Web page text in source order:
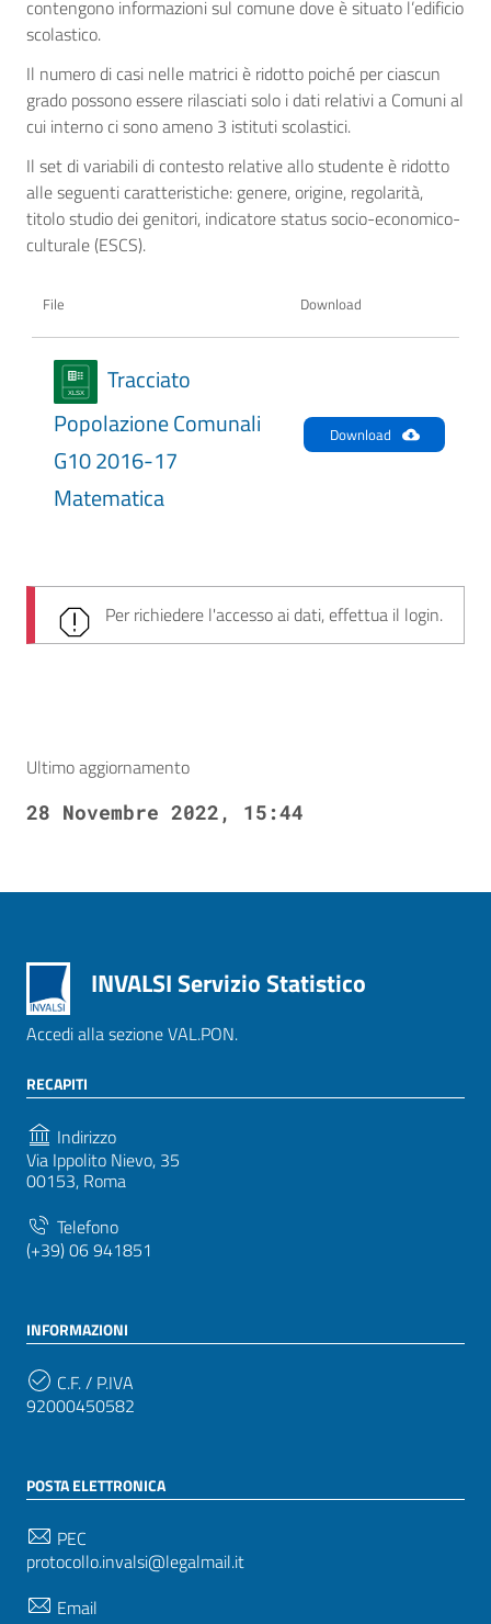
contengono informazioni sul comune dove è situato l’edificio
scolastico.
Il numero di casi nelle matrici è ridotto poiché per ciascun
grado possono essere rilasciati solo i dati relativi a Comuni al
cui interno ci sono ameno 3 istituti scolastici.
Il set di variabili di contesto relative allo studente è ridotto
alle seguenti caratteristiche: genere, origine, regolarità,
titolo studio dei genitori, indicatore status socio-economico-
culturale (ESCS).
File Download
Tracciato
Popolazione Comunali
G10 2016-17
Matematica
Download
Per richiedere l'accesso ai dati, effettua il login.
Ultimo aggiornamento
28 Novembre 2022, 15:44
INVALSI Servizio Statistico
Accedi alla sezione VAL.PON.
RECAPITI
Indirizzo
Via Ippolito Nievo, 35
00153, Roma
Telefono
(+39) 06 941851
INFORMAZIONI
C.F. / P.IVA
92000450582
POSTA ELETTRONICA
PEC
protocollo.invalsi@legalmail.it
Email